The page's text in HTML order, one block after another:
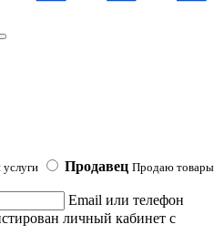
Продавец Продаю товары
Email или телефон
личный кабинет с